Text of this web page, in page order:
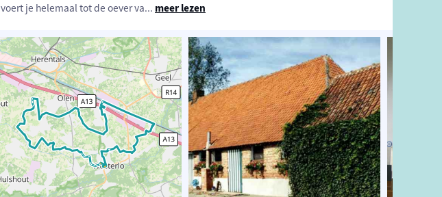
voert je helemaal tot de oever va... meer lezen